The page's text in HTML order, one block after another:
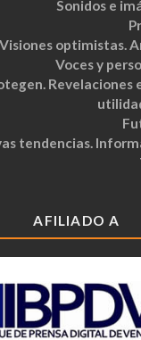
Sonidos e
Visiones optimistas.
Voces y
Revelaciones
tendencias.
AFILIADO A